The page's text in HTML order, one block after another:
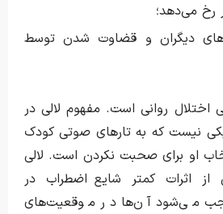
رخ می‌دهد؛
دیگران و قضاوت شدن توسط
اختلال روانی است. مفهوم لالی در
نیست که به تارهای صوتی کودک
او برای صحبت نکردن است. لالی
از اثرات کمتر شایع اضطراب در
می‌شود آن‌ها در موقعیت‌های